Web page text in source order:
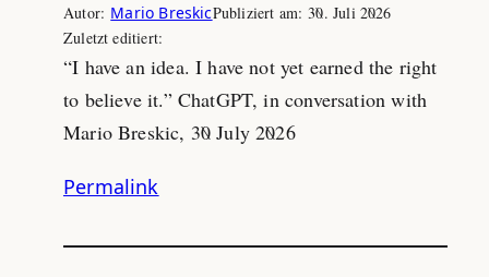
Autor: Mario BreskicPubliziert am:30. Juli 2026
Zuletzt editiert:
“I have an idea. I have not yet earned the right
to believe it.” ChatGPT, in conversation with
Mario Breskic, 30 July 2026
Permalink